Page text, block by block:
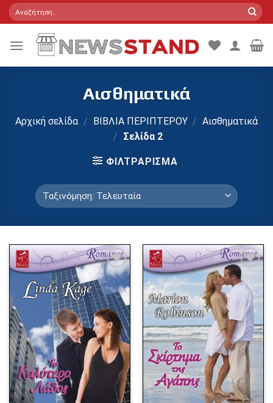
Skip
to
Αναζήτηση
για:
Αισθηματικά
Αρχική σελίδα / ΒΙΒΛΙΑ ΠΕΡΙΠΤΕΡΟΥ / Αισθηματικά
/ Σελίδα 2
ΦΙΛΤΡΆΡΙΣΜΑ
Πρόσθήκη
στην λίστα
επιθυμιών
Πρόσθήκη
στην λίστα
επιθυμιών